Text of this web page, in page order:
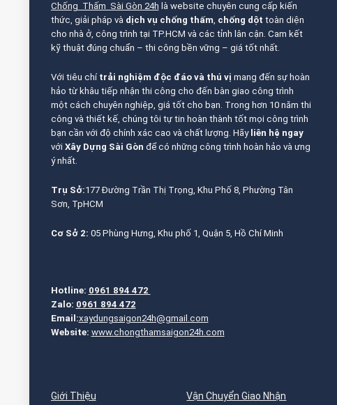
Chống Thấm Sài Gòn 24h là website chuyên cung cấp kiến
thức, giải pháp và dịch vụ chống thấm, chống dột toàn diện
cho nhà ở, công trình tại TP.HCM và các tỉnh lân cận. Cam kết
kỹ thuật đúng chuẩn – thi công bền vững – giá tốt nhất.
Với tiêu chí trải nghiệm độc đáo và thú vị mang đến sự hoàn
hảo từ khâu tiếp nhận thi công cho đến bàn giao công trình
một cách chuyên nghiệp, giá tốt cho bạn. Trong hơn 10 năm thi
công và thiết kế, chúng tôi tự tin hoàn thành tốt mọi công trình
bạn cần với độ chính xác cao và chất lượng. Hãy liên hệ ngay
với Xây Dựng Sài Gòn để có những công trình hoàn hảo và ưng
ý nhất.
Trụ Sở:177 Đường Trần Thị Trọng, Khu Phố 8, Phường Tân
Sơn, TpHCM
Cơ Sở 2: 05 Phùng Hưng, Khu phố 1, Quận 5, Hồ Chí Minh
Hotline: 0961 894 472
Zalo: 0961 894 472
Email:xaydungsaigon24h@gmail.com
Website: www.chongthamsaigon24h.com
Giới Thiệu
Vận Chuyển Giao Nhận